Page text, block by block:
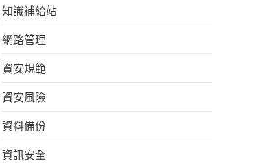
知識補給站
網路管理
資安規範
資安風險
資料備份
資訊安全